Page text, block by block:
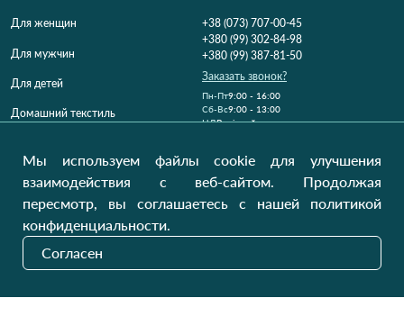
Для женщин
Для мужчин
Для детей
Домашний текстиль
+38 (073) 707-00-45
+380 (99) 302-84-98
+380 (99) 387-81-50
Заказать звонок?
Пн-Пт9:00 - 16:00
Cб-Вс9:00 - 13:00
НДВихідний
Україна, Луцьк, 43000
Наши обновления
Мы используем файлы cookie для улучшения
взаимодействия с веб-сайтом. Продолжая
пересмотр, вы соглашаетесь с нашей политикой
конфиденциальности.
Согласен